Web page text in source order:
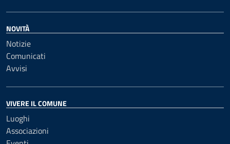
NOVITÀ
Notizie
Comunicati
Avvisi
VIVERE IL COMUNE
Luoghi
Associazioni